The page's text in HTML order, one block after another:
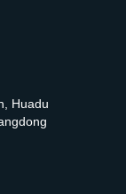
Huadu